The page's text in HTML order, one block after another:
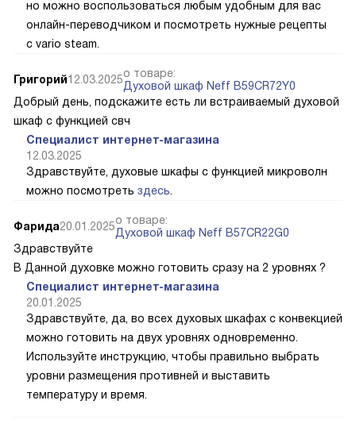
но можно воспользоваться любым удобным для вас
онлайн-переводчиком и посмотреть нужные рецепты
с vario steam.
Григорий12.03.2025о товаре:
Духовой шкаф Neff B59CR72Y0
Добрый день, подскажите есть ли встраиваемый духовой
шкаф с функцией свч
Специалист интернет-магазина
12.03.2025
Здравствуйте, духовые шкафы с функцией микроволн
можно посмотреть здесь
Фарида20.01.2025о товаре:
Духовой шкаф Neff B57CR22G0
Здравствуйте
В Данной духовке можно готовить сразу на 2 уровнях ?
Специалист интернет-магазина
20.01.2025
Здравствуйте, да, во всех духовых шкафах с конвекцией
можно готовить на двух уровнях одновременно.
Используйте инструкцию, чтобы правильно выбрать
уровни размещения противней и выставить
температуру и время.